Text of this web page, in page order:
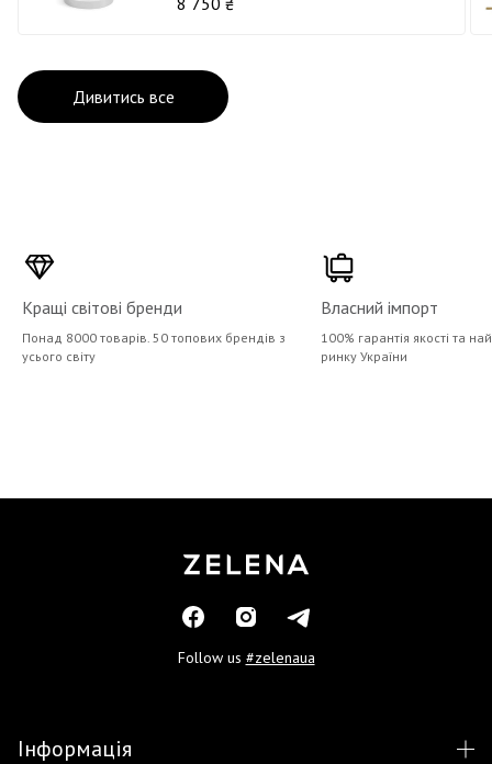
Дивитись все
Кращі світові бренди
Понад 8000 товарів. 50 топових брендів з
усього світу
Власний імпорт
100% гарантія якості та
ринку України
Follow us #zelenaua
Інформація